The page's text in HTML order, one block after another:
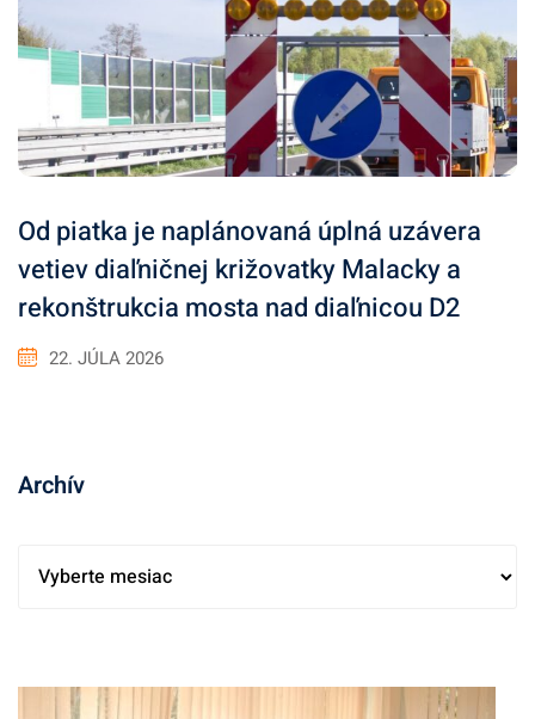
Od piatka je naplánovaná úplná uzávera
vetiev diaľničnej križovatky Malacky a
rekonštrukcia mosta nad diaľnicou D2
22. JÚLA 2026
Archív
í